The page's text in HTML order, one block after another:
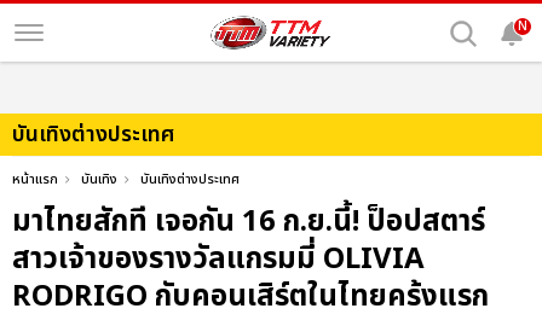
N
บันเทิงต่างประเทศ
หน้าแรก บันเทิง บันเทิงต่างประเทศ
มาไทยสักที เจอกัน 16 ก.ย.นี้! ป็อปสตาร์
สาวเจ้าของรางวัลแกรมมี่ OLIVIA
RODRIGO กับคอนเสิร์ตในไทยคร้งแรก